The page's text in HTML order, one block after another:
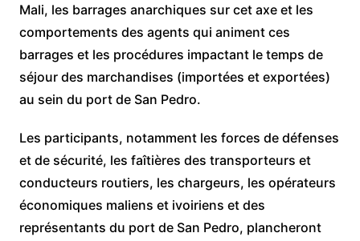
Mali, les barrages anarchiques sur cet axe et les
comportements des agents qui animent ces
barrages et les procédures impactant le temps de
séjour des marchandises (importées et exportées)
au sein du port de San Pedro.
Les participants, notamment les forces de défenses
et de sécurité, les faîtières des transporteurs et
conducteurs routiers, les chargeurs, les opérateurs
économiques maliens et ivoiriens et des
représentants du port de San Pedro, plancheront